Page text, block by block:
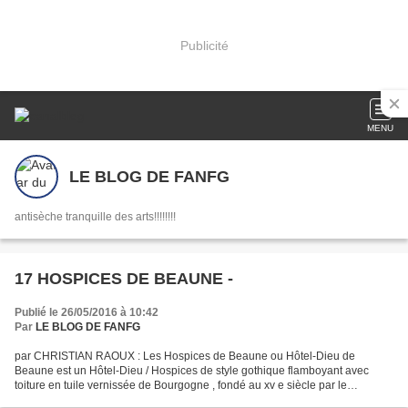
Publicité
MENU
LE BLOG DE FANFG
antisèche tranquille des arts!!!!!!!!
17 HOSPICES DE BEAUNE -
Publié le 26/05/2016 à 10:42
Par LE BLOG DE FANFG
par CHRISTIAN RAOUX : Les Hospices de Beaune ou Hôtel-Dieu de
Beaune est un Hôtel-Dieu / Hospices de style gothique flamboyant avec
toiture en tuile vernissée de Bourgogne , fondé au xv e siècle par le